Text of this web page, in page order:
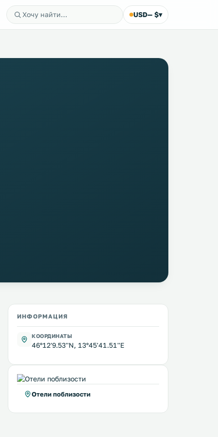
USD— $▾
ИНФОРМАЦИЯ
КООРДИНАТЫ
46°12'9.53''N, 13°45'41.51''E
Отели поблизости